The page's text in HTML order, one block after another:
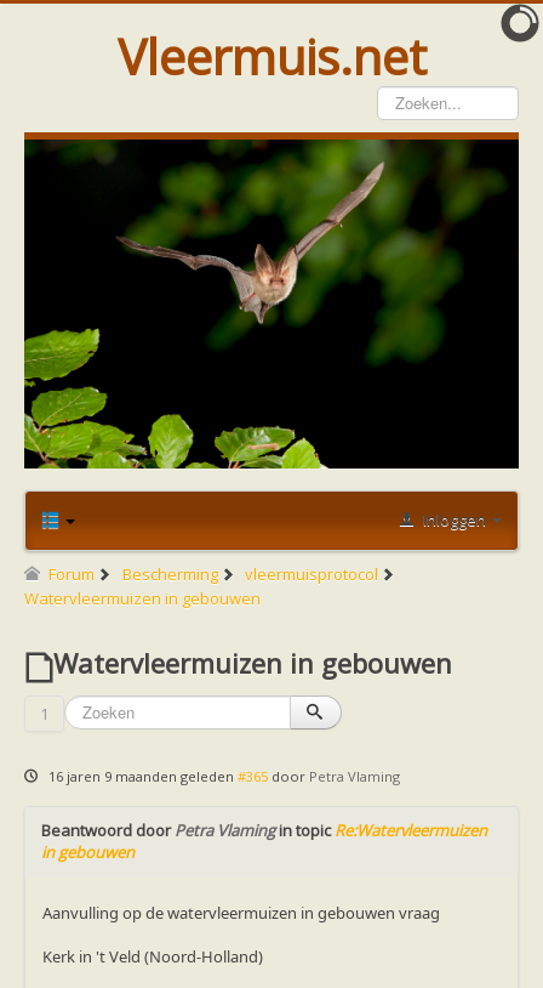
Vleermuis.net
Vleermuis gezien
Waarneming doorgeven
Wat doen wij met meldingen
Telinstructie
Waarnemingen doorgeven elders
Hulp
Vleermuis gevonden
Vanginstructie
Hulp per email
Hulp per provincie
Drenthe
Friesland
Limburg
Noord-Brabant
Noord-Holland
Utrecht
Zeeland
Zuid-Holland
Vleermuizen en ziektes
Gebiedsbescherming
Vleermuisprotocol
Knelpunten in vleermuisbescherming
vleermuiskasten kopen/ ophangen
Landelijk zoogdierwerkgroepen
Home Forum Bescherming
Watervleermuizen in gebouwen
Inloggen
Forum Bescherming
vleermuisprotocol
Watervleermuizen in gebouwen
Watervleermuizen in gebouwen
1
16 jaren 9 maanden geleden #365 door Petra Vlaming
Beantwoord doorPetra Vlamingin topicRe:Watervleermuizen
in gebouwen
Aanvulling op de watervleermuizen in gebouwen vraag
Kerk in 't Veld (Noord-Holland)